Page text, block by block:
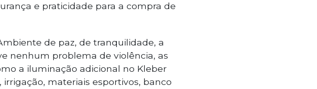
e praticidade para a compra de
de paz, de tranquilidade, a
nenhum problema de violência, as
a iluminação adicional no Kleber
materiais esportivos, banco